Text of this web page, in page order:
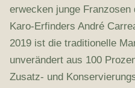
erwecken junge
Karo-Erfinders André
2019 ist die traditionelle
unverändert aus 100
Zusatz- und